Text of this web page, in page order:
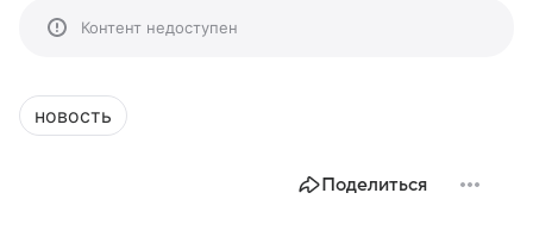
Контент недоступен
новость
Поделиться